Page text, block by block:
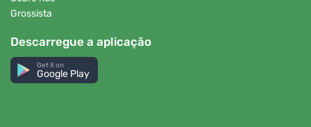
Grossista
Descarregue a aplicação
Get it on
Google Play